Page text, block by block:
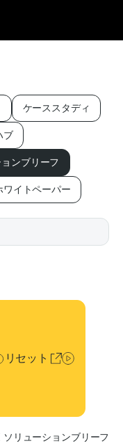
ケーススタディ
ブ
ンブリーフ
ワイトペーパー
リセットリセット
ソリューションブリーフ